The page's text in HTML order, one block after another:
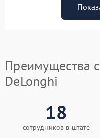
Преимущества
DeLonghi
18
сотрудников в штате